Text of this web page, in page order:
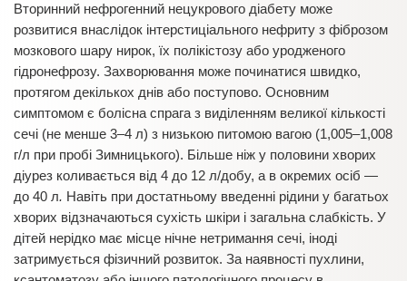
Вторинний нефрогенний нецукрового діабету може
розвитися внаслідок інтерстиціального нефриту з фіброзом
мозкового шару нирок, їх полікістозу або уродженого
гідронефрозу. Захворювання може починатися швидко,
протягом декількох днів або поступово. Основним
симптомом є болісна спрага з виділенням великої кількості
сечі (не менше 3–4 л) з низькою питомою вагою (1,005–1,008
г/л при пробі Зимницького). Більше ніж у половини хворих
діурез коливається від 4 до 12 л/добу, а в окремих осіб —
до 40 л. Навіть при достатньому введенні рідини у багатьох
хворих відзначаються сухість шкіри і загальна слабкість. У
дітей нерідко має місце нічне нетримання сечі, іноді
затримується фізичний розвиток. За наявності пухлини,